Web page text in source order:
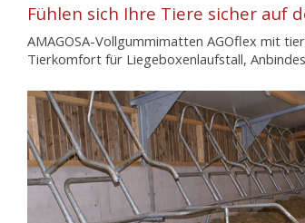
Fühlen sich Ihre Tiere sicher auf
AMAGOSA-Vollgummimatten AGOflex mit
Tierkomfort für Liegeboxenlaufstall,